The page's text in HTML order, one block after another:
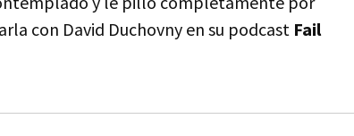
con David Duchovny en su podcast Fail